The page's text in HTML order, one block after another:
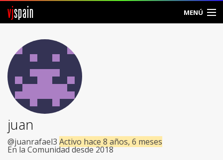
vjspain MENÚ
Foros
Noticias
Vjspain
Ayuda
Contacto
juan
@juanrafael3 Activo hace 8 años, 6 meses
En la Comunidad desde 2018